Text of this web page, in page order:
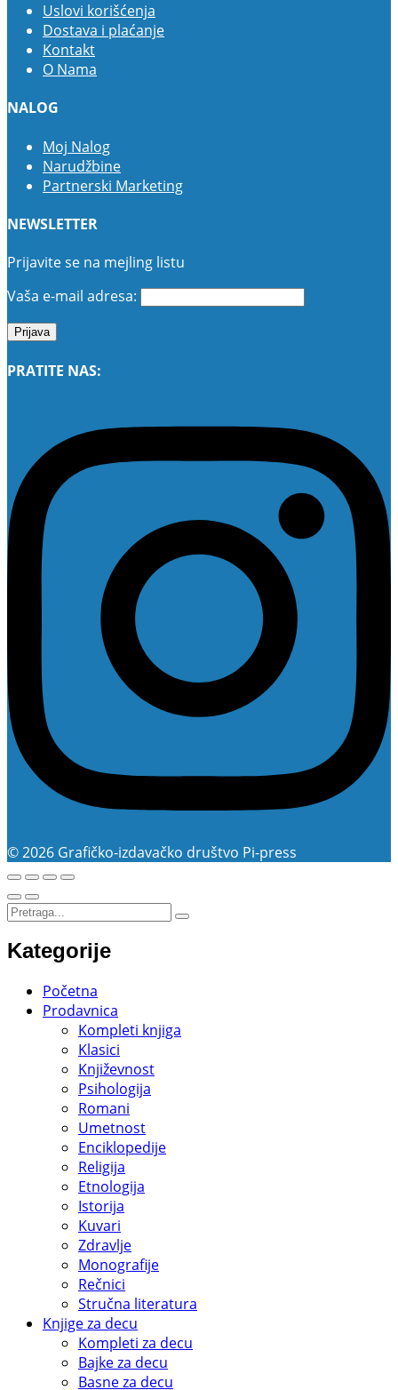
Uslovi korišćenja
Dostava i plaćanje
Kontakt
O Nama
NALOG
Moj Nalog
Narudžbine
Partnerski Marketing
NEWSLETTER
Prijavite se na mejling listu
Vaša e-mail adresa:
PRATITE NAS:
© 2026 Grafičko-izdavačko društvo Pi-press
Kategorije
Početna
Prodavnica
Kompleti knjiga
Klasici
Književnost
Psihologija
Romani
Umetnost
Enciklopedije
Religija
Etnologija
Istorija
Kuvari
Zdravlje
Monografije
Rečnici
Stručna literatura
Knjige za decu
Kompleti za decu
Bajke za decu
Basne za decu